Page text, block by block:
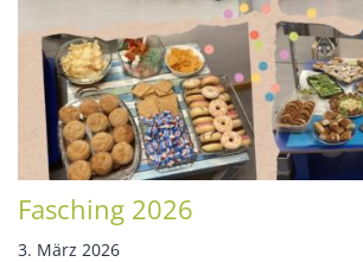
Fasching 2026
3. März 2026